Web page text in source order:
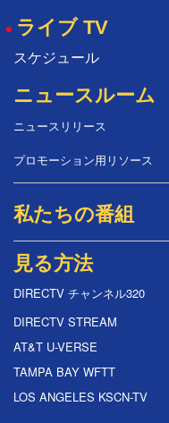
ライブ TV
スケジュール
ニュースルーム
ニュースリリース
プロモーション用リソース
私たちの番組
見る方法
DIRECTV チャンネル320
DIRECTV STREAM
AT&T U-VERSE
TAMPA BAY WFTT
LOS ANGELES KSCN-TV